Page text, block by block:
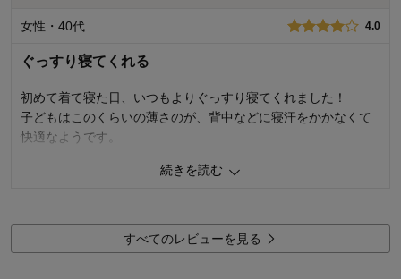
着心地･使用感
購入商品：
お子様の年齢： 6～9歳
女性・40代 4.0
ぐっすり寝てくれる
初めて着て寝た日、いつもよりぐっすり寝てくれました！
子どもはこのくらいの薄さのが、背中などに寝汗をかかなくて
快適なようです。
トップスもパンツもゆったりとした作りで空気も通るので、寝
綿100％というのも、肌にやさしく蒸れにくく、毛玉もできない
のが嬉しいです！
続きを読む
すべてのレビューを見る